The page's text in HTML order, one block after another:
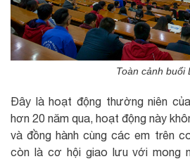
Toàn cảnh buổi
Đây là hoạt động thường niên
hơn 20 năm qua, hoạt động này
và đồng hành cùng các em trên
còn là cơ hội giao lưu với mong